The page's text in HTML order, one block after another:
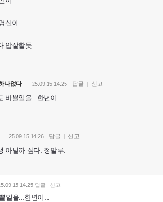
신이
압살할듯
나없다 25.09.15 14:25 답글 신고
바쁠일을...한년이...
25.09.15 14:26 답글 신고
아닐까 싶다. 정말루.
14:25 답글 신고
일을...한년이...